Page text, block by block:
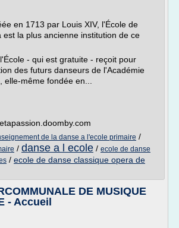
en 1713 par Louis XIV, l'École de
est la plus ancienne institution de ce
- qui est gratuite - reçoit pour
des futurs danseurs de l'Académie
elle-même fondée en...
de la danse a l'ecole primaire /
/ danse a l ecole / ecole de danse
/ ecole de danse classique opera de
DE MUSIQUE
- Accueil